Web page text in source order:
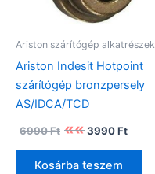
Ariston szárítógép alkatrészek
Ariston Indesit Hotpoint
szárítógép bronzpersely
AS/IDCA/TCD
6990Ft
Original
price
was:
6990 Ft.
3990Ft
price
is:
Kosárba teszem